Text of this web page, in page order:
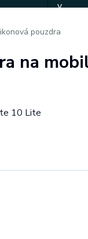
pouzdra
na
10 Lite